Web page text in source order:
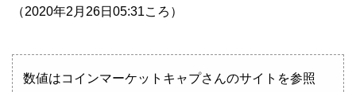
（2020年2月26日05:31ころ）
数値はコインマーケットキャプさんのサイトを参照